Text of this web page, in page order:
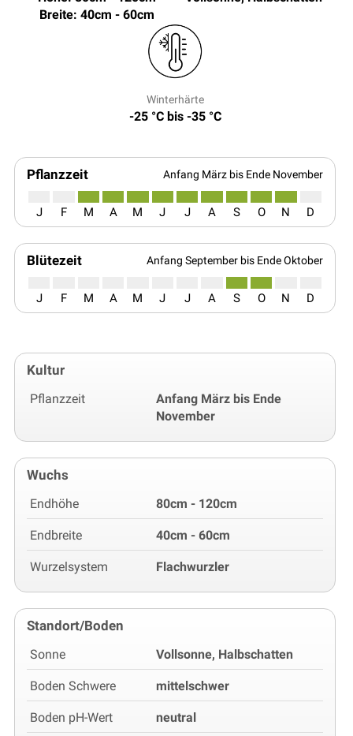
Breite: 40cm - 60cm
Winterhärte
-25 °C bis -35 °C
Pflanzzeit Anfang März bis Ende November
J F M A M J J A S O N D
Blütezeit Anfang September bis Ende Oktober
J F M A M J J A S O N D
Kultur
Pflanzzeit
Anfang März bis Ende
November
Wuchs
Endhöhe 80cm - 120cm
Endbreite 40cm - 60cm
Wurzelsystem Flachwurzler
Standort/Boden
Sonne Vollsonne, Halbschatten
Boden Schwere mittelschwer
Boden pH-Wert neutral